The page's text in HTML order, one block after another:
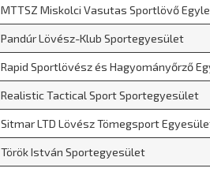
MTTSZ Miskolci Vasutas Sportlövő
Pandúr Lövész-Klub Sportegyesület
Rapid Sportlövész és Hagyományőrző
Realistic Tactical Sport Sportegyesület
Sitmar LTD Lövész Tömegsport
Török István Sportegyesület